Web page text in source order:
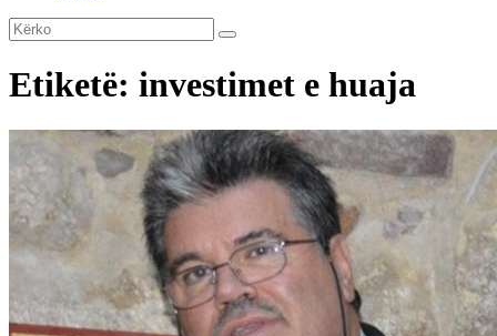
Etiketë: investimet e huaja